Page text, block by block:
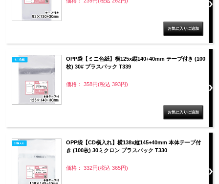
OPP袋【ミニ色紙】横125x縦140+40mm テープ付き (100
枚) 30# プラスパック T339
価格： 358円(税込 393円)
OPP袋【CD横入れ】横138x縦145+40mm 本体テープ付
き (100枚) 30ミクロン プラスパック T330
価格： 332円(税込 365円)